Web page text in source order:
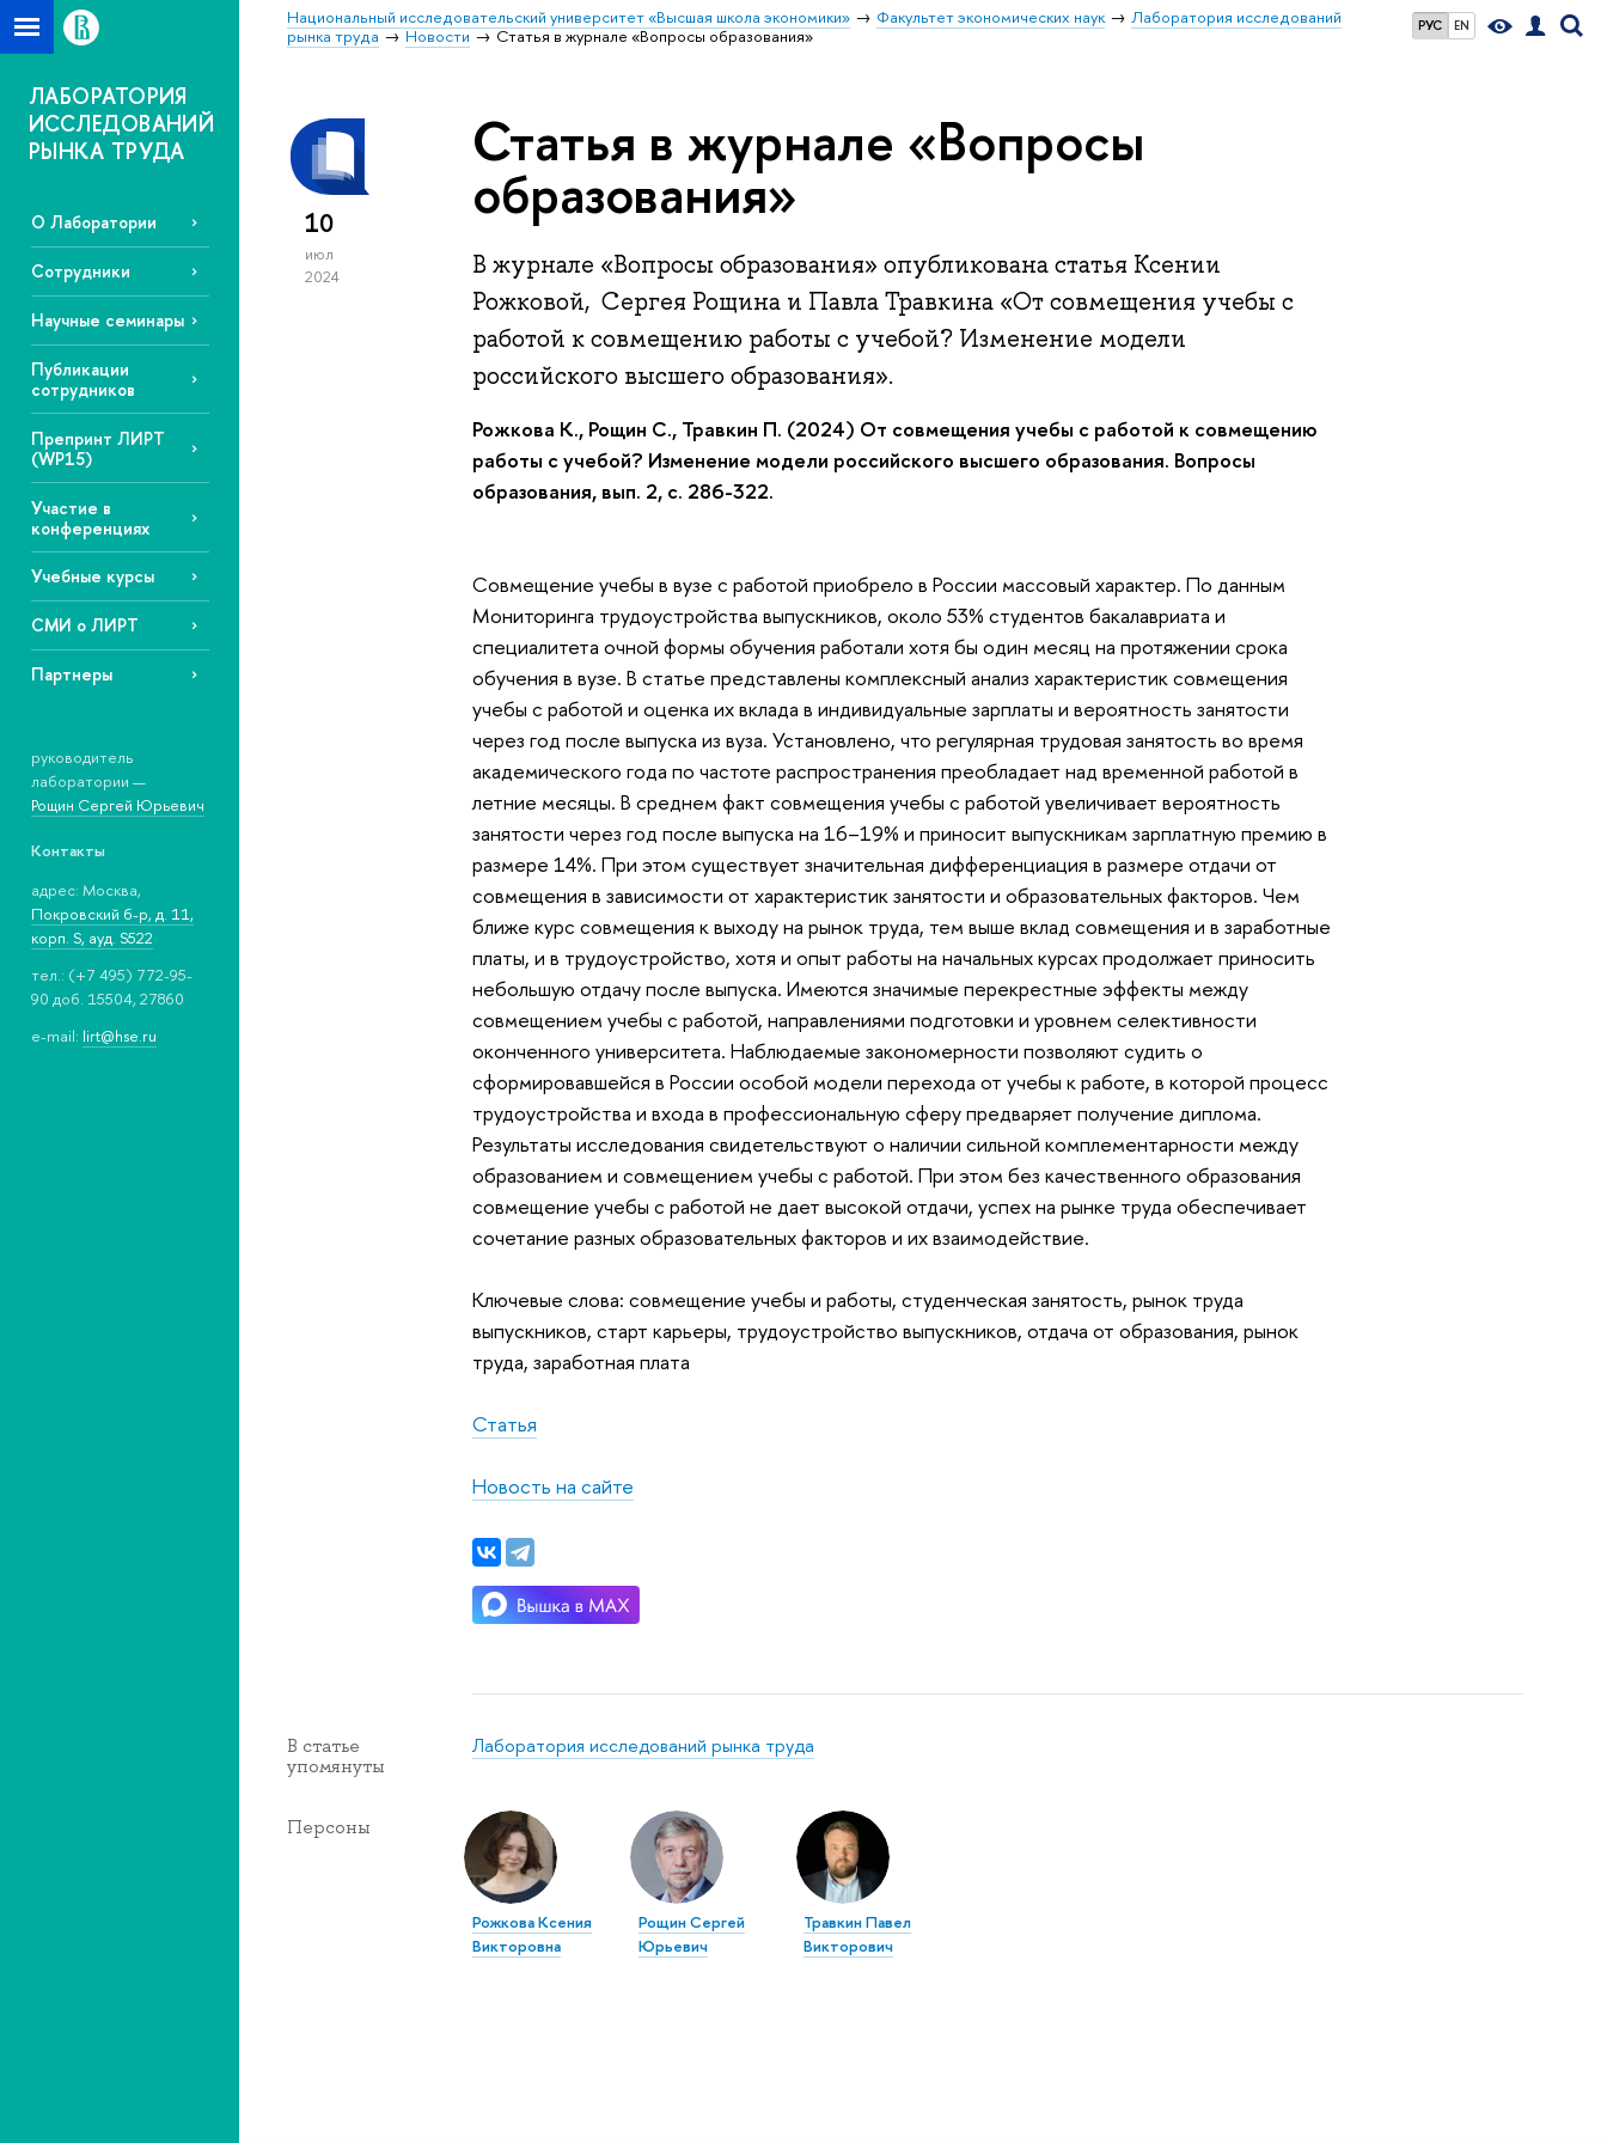
РУС EN
Национальный исследовательский университет «Высшая школа экономики» Факультет экономических наук
Лаборатория исследований
рынка труда
Новости Статья в журнале «Вопросы образования»
ЛАБОРАТОРИЯ
ИССЛЕДОВАНИЙ
РЫНКА ТРУДА
О Лаборатории
Сотрудники
Научные семинары
Публикации
сотрудников
Препринт ЛИРТ
(WP15)
Участие в
конференциях
Учебные курсы
СМИ о ЛИРТ
Партнеры
руководитель
лаборатории —
Рощин Сергей Юрьевич
Контакты
адрес: Москва,
Покровский б-р, д. 11,
корп. S, ауд. S522
тел.: (+7 495) 772-95-
90 доб. 15504, 27860
e-mail: lirt@hse.ru
10
июл
2024
Статья в журнале «Вопросы
образования»
В журнале «Вопросы образования» опубликована статья Ксении
Рожковой, Сергея Рощина и Павла Травкина «От совмещения учебы с
работой к совмещению работы с учебой? Изменение модели
российского высшего образования».
Рожкова К., Рощин С., Травкин П. (2024) От совмещения учебы с работой к совмещению
работы с учебой? Изменение модели российского высшего образования. Вопросы
образования, вып. 2, с. 286-322.
Совмещение учебы в вузе с работой приобрело в России массовый характер. По данным
Мониторинга трудоустройства выпускников, около 53% студентов бакалавриата и
специалитета очной формы обучения работали хотя бы один месяц на протяжении срока
обучения в вузе. В статье представлены комплексный анализ характеристик совмещения
учебы с работой и оценка их вклада в индивидуальные зарплаты и вероятность занятости
через год после выпуска из вуза. Установлено, что регулярная трудовая занятость во время
академического года по частоте распространения преобладает над временной работой в
летние месяцы. В среднем факт совмещения учебы с работой увеличивает вероятность
занятости через год после выпуска на 16–19% и приносит выпускникам зарплатную премию в
размере 14%. При этом существует значительная дифференциация в размере отдачи от
совмещения в зависимости от характеристик занятости и образовательных факторов. Чем
ближе курс совмещения к выходу на рынок труда, тем выше вклад совмещения и в заработные
платы, и в трудоустройство, хотя и опыт работы на начальных курсах продолжает приносить
небольшую отдачу после выпуска. Имеются значимые перекрестные эффекты между
совмещением учебы с работой, направлениями подготовки и уровнем селективности
оконченного университета. Наблюдаемые закономерности позволяют судить о
сформировавшейся в России особой модели перехода от учебы к работе, в которой процесс
трудоустройства и входа в профессиональную сферу предваряет получение диплома.
Результаты исследования свидетельствуют о наличии сильной комплементарности между
образованием и совмещением учебы с работой. При этом без качественного образования
совмещение учебы с работой не дает высокой отдачи, успех на рынке труда обеспечивает
сочетание разных образовательных факторов и их взаимодействие.
Ключевые слова: совмещение учебы и работы, студенческая занятость, рынок труда
выпускников, старт карьеры, трудоустройство выпускников, отдача от образования, рынок
труда, заработная плата
Статья
Новость на сайте
В статье
упомянуты
Лаборатория исследований рынка труда
Персоны
Рожкова Ксения
Викторовна
Рощин Сергей
Юрьевич
Травкин Павел
Викторович